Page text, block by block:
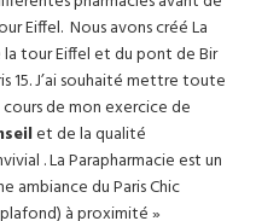
Eiffel. Nous avons créé La
la tourEiffelet du pont de Bir
15. J’ai souhaité mettre toute
de mon exercice de
et de la qualité
. La Parapharmacie est un
ambiance du Paris Chic
à proximité »